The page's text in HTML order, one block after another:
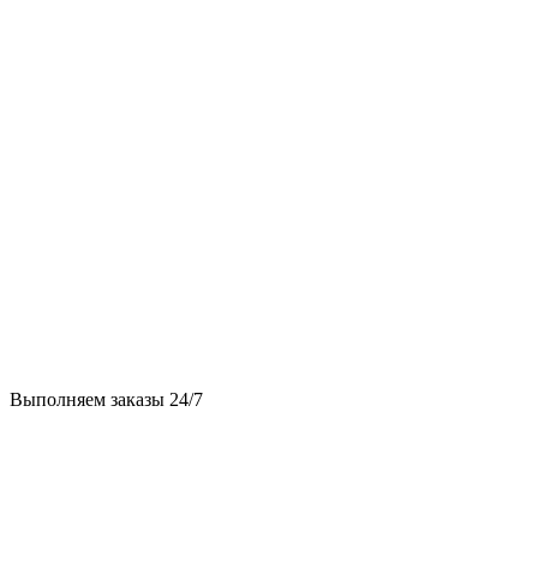
Выполняем заказы 24/7